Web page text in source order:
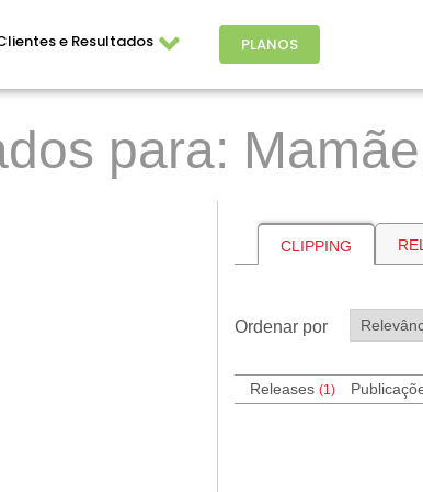
e Resultados PLANOS
para:
CLIPPING
Ordenar por
Releases(1)